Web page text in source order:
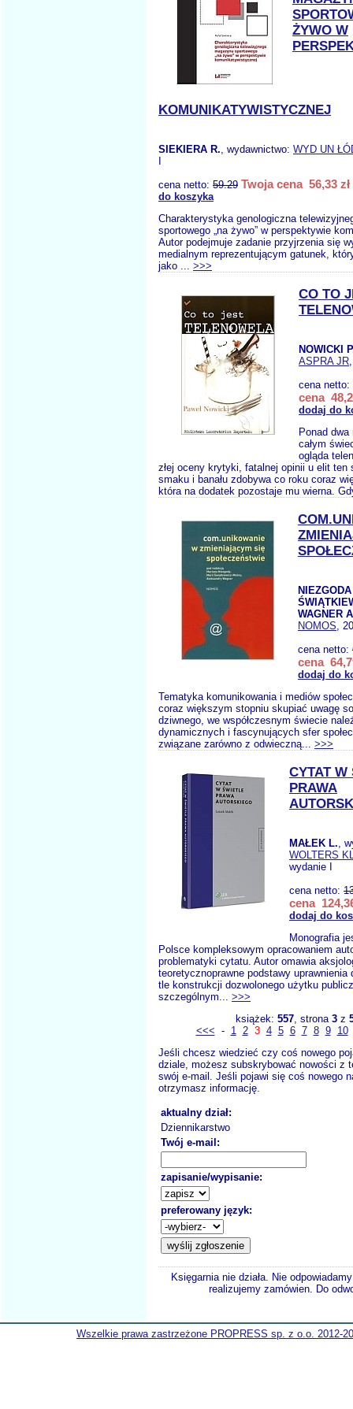
ŻYWO W
KOMUNIKATYWISTYCZNEJ
SIEKIERA R., wydawnictwo: WYD UN
cena netto: 59.29 Twoja cena 56,33 zł
do koszyka
Charakterystyka genologiczna
sportowego „na żywo” w perspektywie
Autor podejmuje zadanie przyjrzenia się
medialnym reprezentującym gatunek,
jako ... >>>
CO TO
NOWICKI
ASPRA JR
cena netto:
cena
dodaj do
Ponad
całym
ogląda
złej oceny krytyki, fatalnej opinii u elit ten
smaku i banału zdobywa co roku coraz
która na dodatek pozostaje mu wierna.
WAGNER
NOMOS,
cena netto:
cena
dodaj do
Tematyka komunikowania i mediów
coraz większym stopniu skupiać uwagę
dziwnego, we współczesnym świecie
dynamicznych i fascynujących sfer
związane zarówno z odwieczną... >>>
CYTAT W
PRAWA
MAŁEK L.,
WOLTERS
wydanie I
cena netto:
cena
dodaj do
Monografia
Polsce kompleksowym opracowaniem
problematyki cytatu. Autor omawia
teoretycznoprawne podstawy uprawnienia
tle konstrukcji dozwolonego użytku
szczególnym... >>>
książek: 557, strona 3z
<<< - 1 2 3 4 5 6 7 8 9
10
Jeśli chcesz wiedzieć czy coś nowego
dziale, możesz subskrybować nowości z
swój e-mail. Jeśli pojawi się coś nowego
otrzymasz informację.
aktualny dział:
Dziennikarstwo
Twój e-mail:
zapisanie/wypisanie:
preferowany język:
Księgarnia nie działa. Nie
realizujemy zamówien. Do
Wszelkie prawa zastrzeżone PROPRESS sp. z o.o. 2012-